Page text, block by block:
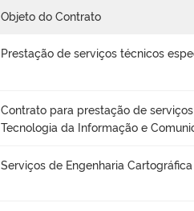
Objeto do Contrato
Prestação de serviços técnicos
Contrato para prestação de
Tecnologia da Informação e
Serviços de Engenharia